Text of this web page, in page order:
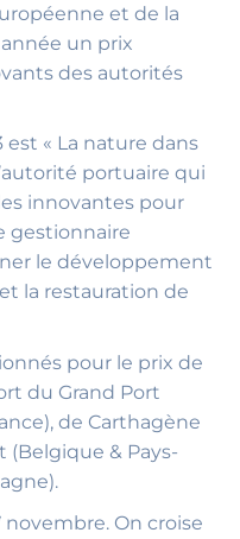
et de la
un prix
des autorités
est « La nature dans
portuaire qui
innovantes pour
gestionnaire
le développement
la restauration de
pour le prix de
du Grand Port
de Carthagène
(Belgique & Pays-
On croise